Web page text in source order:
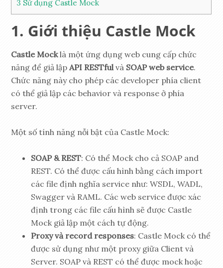
3 Sử dụng Castle Mock
Giới thiệu Castle Mock
Castle Mocklà một ứng dụng web cung cấp chức
năng để giả lậpAPI RESTfulvà SOAP web service.
Chức năng này cho phép các developer phía client
có thể giả lập các behavior và response ở phía
server.
Một số tính năng nỗi bật của Castle Mock:
SOAP & REST: Có thể Mock cho cả SOAP and
REST. Có thể được cấu hình bằng cách import
các file định nghĩa service như: WSDL, WADL,
Swagger và RAML. Các web service được xác
định trong các file cấu hình sẽ được Castle
Mock giả lập một cách tự động.
Proxy và record responses: Castle Mock có thể
được sử dụng như một proxy giữa Client và
Server. SOAP và REST có thể được mock hoặc